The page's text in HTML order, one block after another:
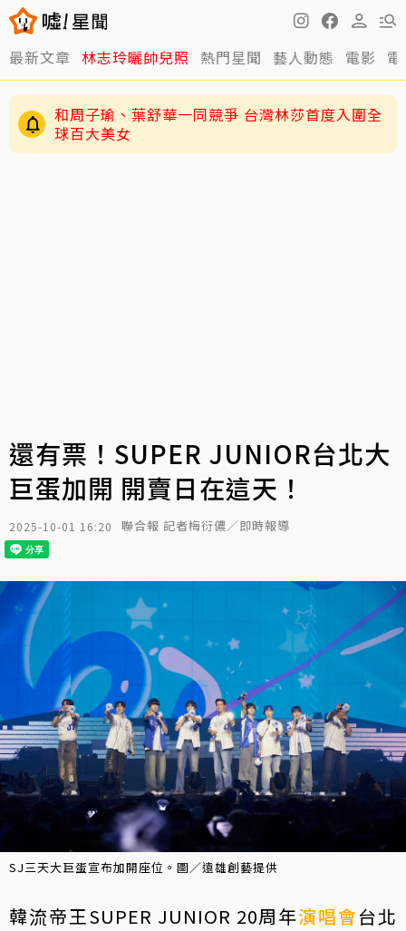
最新文章 林志玲曬帥兒照 熱門星聞 藝人動態 電影
和周子瑜、葉舒華一同競爭 台灣林莎首度入圍全
球百大美女
還有票！SUPER JUNIOR台北大
巨蛋加開 開賣日在這天！
2025-10-01 16:20 聯合報 記者梅衍儂／即時報導
SJ三天大巨蛋宣布加開座位。圖／遠雄創藝提供
韓流帝王SUPER JUNIOR 20周年演唱會台北